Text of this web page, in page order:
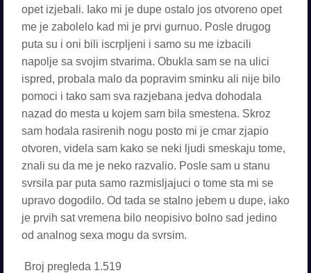
opet izjebali. Iako mi je dupe ostalo jos otvoreno opet
me je zabolelo kad mi je prvi gurnuo. Posle drugog
puta su i oni bili iscrpljeni i samo su me izbacili
napolje sa svojim stvarima. Obukla sam se na ulici
ispred, probala malo da popravim sminku ali nije bilo
pomoci i tako sam sva razjebana jedva dohodala
nazad do mesta u kojem sam bila smestena. Skroz
sam hodala rasirenih nogu posto mi je cmar zjapio
otvoren, videla sam kako se neki ljudi smeskaju tome,
znali su da me je neko razvalio. Posle sam u stanu
svrsila par puta samo razmisljajuci o tome sta mi se
upravo dogodilo. Od tada se stalno jebem u dupe, iako
je prvih sat vremena bilo neopisivo bolno sad jedino
od analnog sexa mogu da svrsim.
Broj pregleda 1.519